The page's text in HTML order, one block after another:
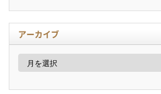
アーカイブ
ア
イ